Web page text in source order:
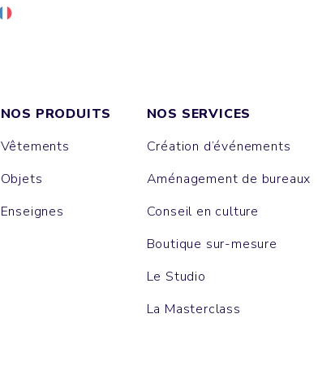
NOS PRODUITS
Vêtements
Objets
Enseignes
NOS SERVICES
Création d’événements
Aménagement de bureaux
Conseil en culture
Boutique sur-mesure
Le Studio
La Masterclass